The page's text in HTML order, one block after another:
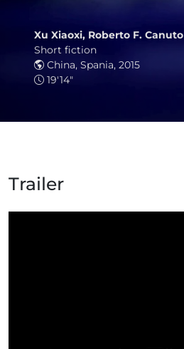
Xu Xiaoxi, Roberto F. Canuto
Short fiction
China, Spania, 2015
19'14"
Trailer